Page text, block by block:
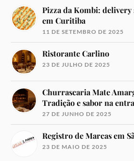
Pizza da Kombi: delivery
em Curitiba
11 DE SETEMBRO DE 2025
Ristorante Carlino
23 DE JULHO DE 2025
Churrascaria Mate
Tradição e sabor na
27 DE JUNHO DE 2025
Registro de Marcas em
23 DE MAIO DE 2025